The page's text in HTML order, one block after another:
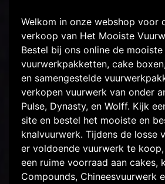
Welkom in onze webshop voor
verkoop van Het Mooiste
Bestel bij ons online de mooiste
vuurwerkpakketten, cake
en samengestelde
verkopen vuurwerk van onder
Pulse, Dynasty, en Wolff. Kijk
site en bestel het mooiste en
knalvuurwerk. Tijdens de losse
er voldoende vuurwerk te
een ruime voorraad aan cakes,
Compounds, Chineesvuurwerk